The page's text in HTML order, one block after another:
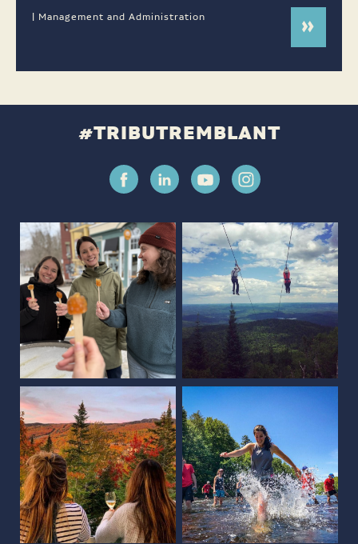
| Management and Administration
#TRIBUTREMBLANT